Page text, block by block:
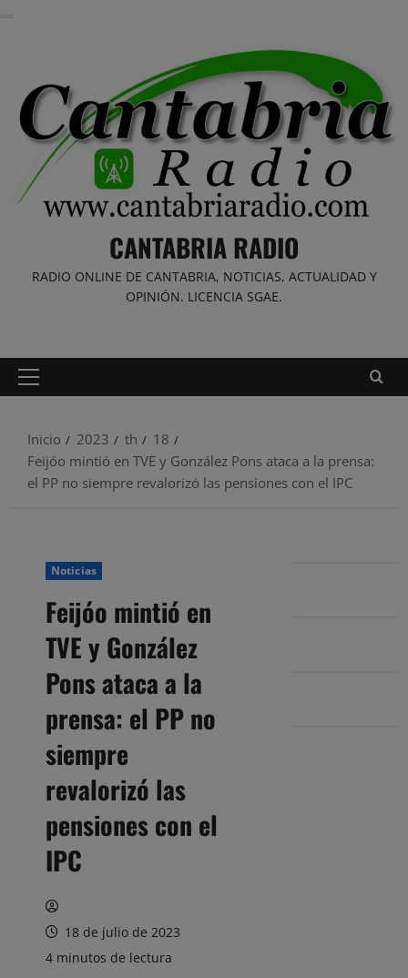
CANTABRIA RADIO
RADIO ONLINE DE CANTABRIA, NOTICIAS, ACTUALIDAD Y
OPINIÓN. LICENCIA SGAE.
Menú
Inicio
2023 th
18
Feijóo mintió en TVE y González Pons ataca a la prensa:
el PP no siempre revalorizó las pensiones con el IPC
Noticias
Feijóo mintió en
TVE y González
Pons ataca a la
prensa: el PP no
siempre
revalorizó las
pensiones con el
IPC
18 de julio de 2023
4 minutos de lectura